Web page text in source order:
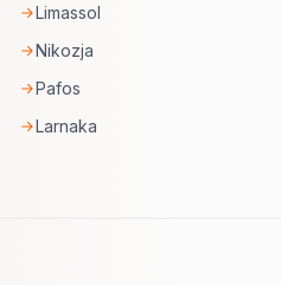
Limassol
Nikozja
Pafos
Larnaka